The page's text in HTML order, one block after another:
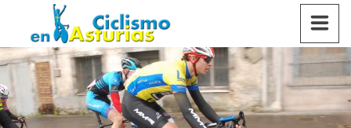
CICLISMO EN ASTURIAS